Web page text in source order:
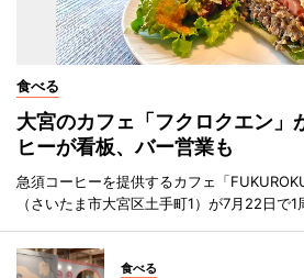
食べる
大宮のカフェ「フクロクエン
ヒーが看板、バー営業も
急須コーヒーを提供するカフェ「
（さいたま市大宮区土手町1）が7月22日で1
食べる